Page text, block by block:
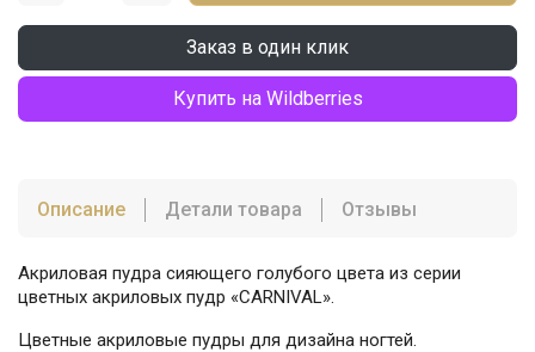
Заказ в один клик
Купить на Wildberries
Описание Детали товара Отзывы
Акриловая пудра сияющего голубого цвета из серии
цветных акриловых пудр «CARNIVAL».
Цветные акриловые пудры для дизайна ногтей.